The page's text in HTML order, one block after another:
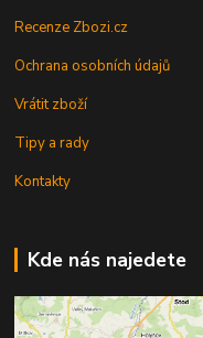
Recenze Zbozi.cz
Ochrana osobních údajů
Vrátit zboží
Tipy a rady
Kontakty
Kde nás najedete